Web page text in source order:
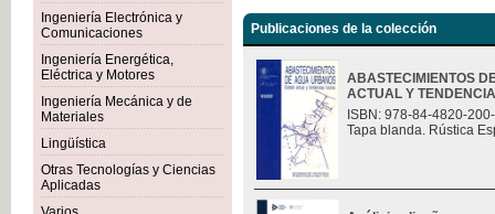
Ingeniería Electrónica y
Comunicaciones
Ingeniería Energética,
Eléctrica y Motores
Ingeniería Mecánica y de
Materiales
Lingüística
Otras Tecnologías y Ciencias
Aplicadas
Publicaciones de la colección
ABASTECIMIENTOS
ACTUAL Y
ISBN: 978-84-4820-
Tapa blanda. Rústica